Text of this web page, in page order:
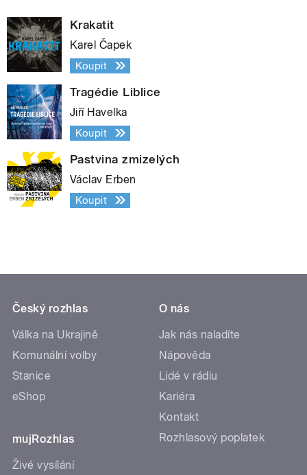
Krakatit
Karel Čapek
Koupit
Tragédie Liblice
Jiří Havelka
Koupit
Pastvina zmizelých
Václav Erben
Koupit
Český rozhlas
Válka na Ukrajině
Komunální volby
Stanice
eShop
mujRozhlas
Živé vysílání
O nás
Jak nás naladíte
Nápověda
Lidé v rádiu
Kariéra
Kontakt
Rozhlasový poplatek